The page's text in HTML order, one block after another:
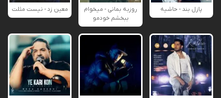
پازل بند - حاشیه
روزبه بمانی - میخوام
ببخشم خودمو
معین زد - نیست مثلت